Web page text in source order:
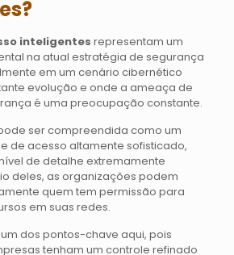
inteligentes representam um
na atual estratégia de segurança
em um cenário cibernético
evolução e onde a ameaça de
é uma preocupação constante.
ser compreendida como um
de acesso altamente sofisticado,
de detalhe extremamente
deles, as organizações podem
quem tem permissão para
em suas redes.
dos pontos-chave aqui, pois
tenham um controle refinado